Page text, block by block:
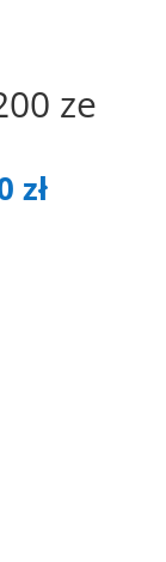
ze
zł